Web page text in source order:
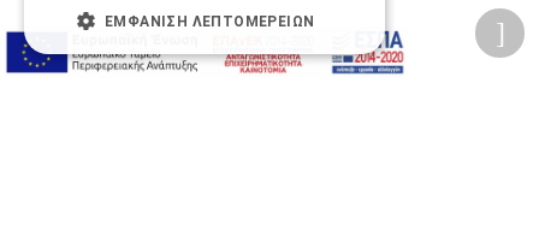
ΕΜΦΆΝΙΣΗ ΛΕΠΤΟΜΕΡΕΙΏΝ